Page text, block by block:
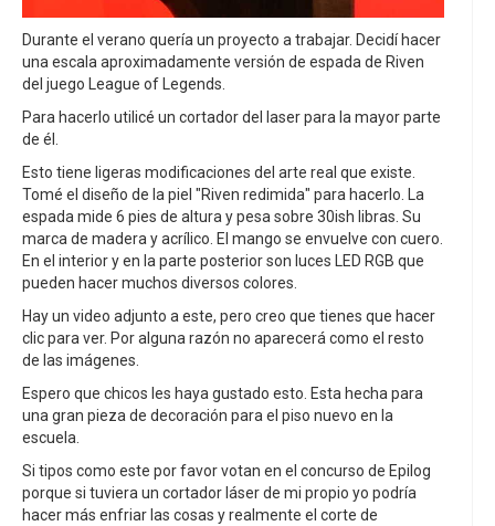
Durante el verano quería un proyecto a trabajar. Decidí hacer
una escala aproximadamente versión de espada de Riven
del juego League of Legends.
Para hacerlo utilicé un cortador del laser para la mayor parte
de él.
Esto tiene ligeras modificaciones del arte real que existe.
Tomé el diseño de la piel "Riven redimida" para hacerlo. La
espada mide 6 pies de altura y pesa sobre 30ish libras. Su
marca de madera y acrílico. El mango se envuelve con cuero.
En el interior y en la parte posterior son luces LED RGB que
pueden hacer muchos diversos colores.
Hay un video adjunto a este, pero creo que tienes que hacer
clic para ver. Por alguna razón no aparecerá como el resto
de las imágenes.
Espero que chicos les haya gustado esto. Esta hecha para
una gran pieza de decoración para el piso nuevo en la
escuela.
Si tipos como este por favor votan en el concurso de Epilog
porque si tuviera un cortador láser de mi propio yo podría
hacer más enfriar las cosas y realmente el corte de